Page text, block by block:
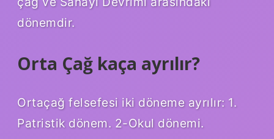
dönemdir.
Orta Çağ kaça ayrılır?
Ortaçağ felsefesi iki döneme ayrılır: 1.
Patristik dönem. 2-Okul dönemi.